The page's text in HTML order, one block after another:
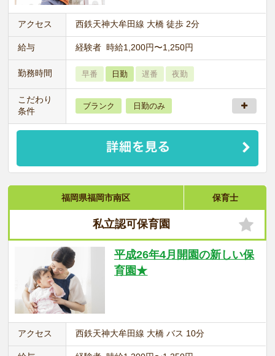
アクセス 西鉄天神大牟田線 大橋 徒歩 2分
給与 経験者 時給1,200円〜1,250円
勤務時間 早番 日勤 遅番 夜勤
こだわり
条件
ブランク 日勤のみ
福岡県福岡市南区 保育士
私立認可保育園
平成26年4月開園の新しい保
育園★
アクセス 西鉄天神大牟田線 大橋 バス 10分